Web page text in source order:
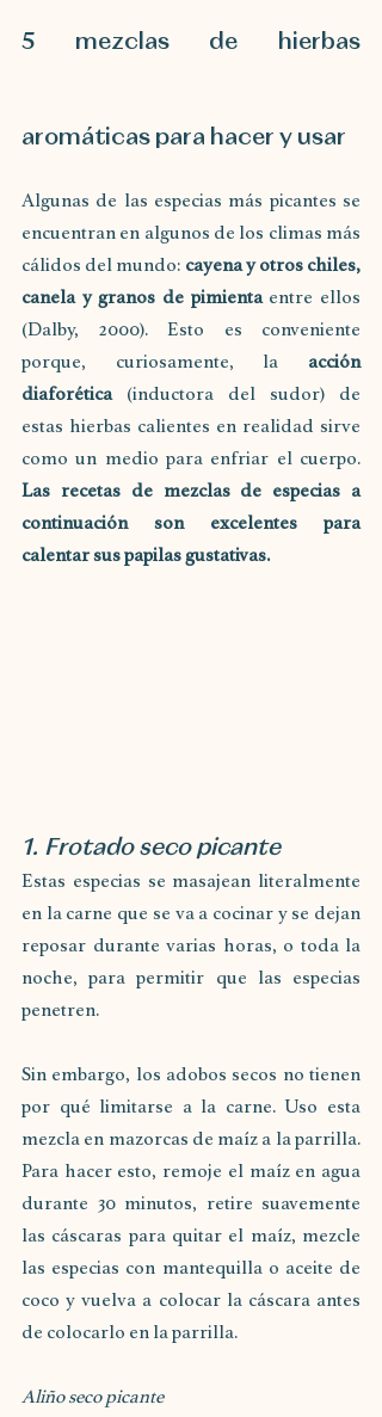
5 mezclas de hierbas
aromáticas para hacer y usar
Algunas de las especias más picantes se
encuentran en algunos de los climas más
cálidos del mundo: cayena y otros chiles,
canela y granos de pimienta entre ellos
(Dalby, 2000). Esto es conveniente
porque, curiosamente, la acción
diaforética (inductora del sudor) de
estas hierbas calientes en realidad sirve
Las recetas de mezclas de especias a
continuación son excelentes para
calentar sus papilas gustativas.
1. Frotado seco picante
Estas especias se masajean literalmente
en la carne que se va a cocinar y se dejan
reposar durante varias horas, o toda la
noche, para permitir que las especias
penetren.
Sin embargo, los adobos secos no tienen
por qué limitarse a la carne. Uso esta
mezcla en mazorcas de maíz a la parrilla.
Para hacer esto, remoje el maíz en agua
durante 30 minutos, retire suavemente
las cáscaras para quitar el maíz, mezcle
las especias con mantequilla o aceite de
coco y vuelva a colocar la cáscara antes
de colocarlo en la parrilla.
Aliño seco picante